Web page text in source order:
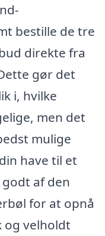
bestille de tre
direkte fra
gør det
i, hvilke
men det
mulige
have til et
af den
for at opnå
og velholdt